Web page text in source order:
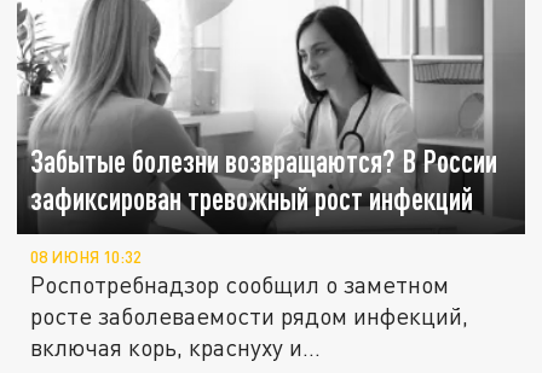
Забытые болезни возвращаются? В России
зафиксирован тревожный рост инфекций
08 ИЮНЯ 10:32
Роспотребнадзор сообщил о заметном
росте заболеваемости рядом инфекций,
включая корь, краснуху и...